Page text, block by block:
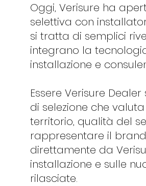
Oggi, Verisure ha
selettiva con
si tratta di semplici
integrano la
installazione e
Essere Verisure
di selezione che
territorio, qualità del
rappresentare il
direttamente da
installazione e sulle
rilasciate.